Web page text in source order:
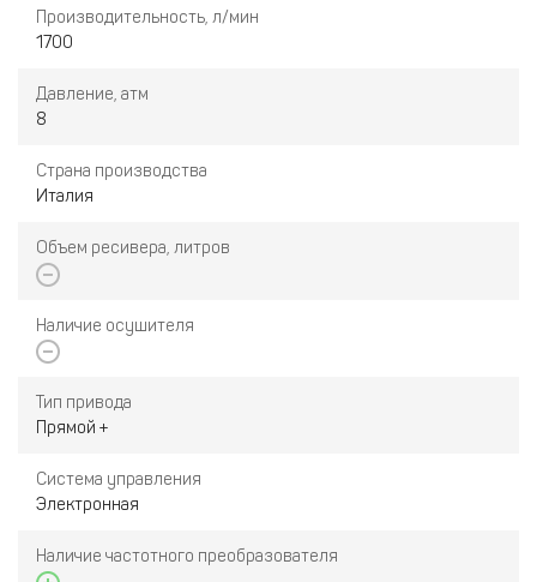
Производительность, л/мин
1700
Давление, атм
8
Страна производства
Италия
Объем ресивера, литров
Наличие осушителя
Тип привода
Прямой +
Система управления
Электронная
Наличие частотного преобразователя